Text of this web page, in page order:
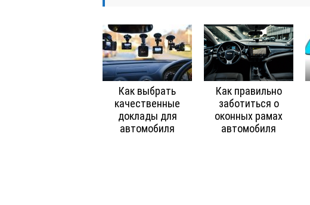
Как выбрать
качественные
доклады для
автомобиля
Как правильно
заботиться о
оконных рамах
автомобиля